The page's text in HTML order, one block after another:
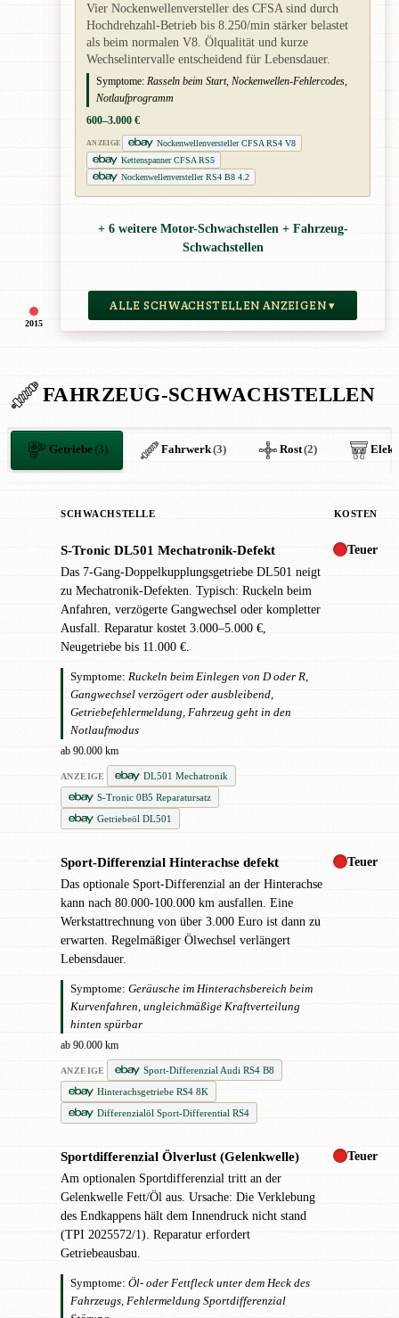
2015
Vier Nockenwellenversteller des CFSA sind durch
Hochdrehzahl-Betrieb bis 8.250/min stärker belastet
als beim normalen V8. Ölqualität und kurze
Wechselintervalle entscheidend für Lebensdauer.
Symptome: Rasseln beim Start, Nockenwellen-Fehlercodes,
Notlaufprogramm
600–3.000 €
ANZEIGE
Nockenwellenversteller CFSA RS4 V8
Kettenspanner CFSA RS5
Nockenwellenversteller RS4 B8 4.2
+ 6 weitere Motor-Schwachstellen + Fahrzeug-
Schwachstellen
ALLE SCHWACHSTELLEN ANZEIGEN ▾
FAHRZEUG-SCHWACHSTELLEN
Getriebe(3) Fahrwerk(3) Rost(2)
SCHWACHSTELLE KOSTEN
S-Tronic DL501 Mechatronik-Defekt
Das 7-Gang-Doppelkupplungsgetriebe DL501 neigt
zu Mechatronik-Defekten. Typisch: Ruckeln beim
Anfahren, verzögerte Gangwechsel oder kompletter
Ausfall. Reparatur kostet 3.000–5.000 €,
Neugetriebe bis 11.000 €.
Symptome: Ruckeln beim Einlegen von D oder R,
Gangwechsel verzögert oder ausbleibend,
Getriebefehlermeldung, Fahrzeug geht in den
Notlaufmodus
ab 90.000 km
ANZEIGE
DL501 Mechatronik
S-Tronic 0B5 Reparatursatz
Getriebeöl DL501
Teuer
Sport-Differenzial Hinterachse defekt
Das optionale Sport-Differenzial an der Hinterachse
kann nach 80.000-100.000 km ausfallen. Eine
Werkstattrechnung von über 3.000 Euro ist dann zu
erwarten. Regelmäßiger Ölwechsel verlängert
Lebensdauer.
Symptome: Geräusche im Hinterachsbereich beim
Kurvenfahren, ungleichmäßige Kraftverteilung
hinten spürbar
ab 90.000 km
ANZEIGE
Sport-Differenzial Audi RS4 B8
Hinterachsgetriebe RS4 8K
Differenzialöl Sport-Differential RS4
Teuer
Sportdifferenzial Ölverlust (Gelenkwelle)
Am optionalen Sportdifferenzial tritt an der
Gelenkwelle Fett/Öl aus. Ursache: Die Verklebung
des Endkappens hält dem Innendruck nicht stand
(TPI 2025572/1). Reparatur erfordert
Getriebeausbau.
Symptome: Öl- oder Fettfleck unter dem Heck des
Fahrzeugs, Fehlermeldung Sportdifferenzial
Teuer